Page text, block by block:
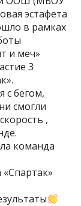
эстафета
в рамках
и меч»
3
с бегом,
смогли
,
команда